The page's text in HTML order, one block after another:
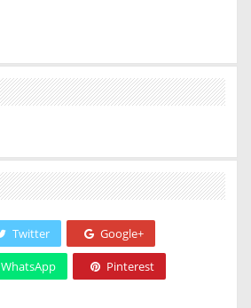
Twitter Google+
WhatsApp Pinterest